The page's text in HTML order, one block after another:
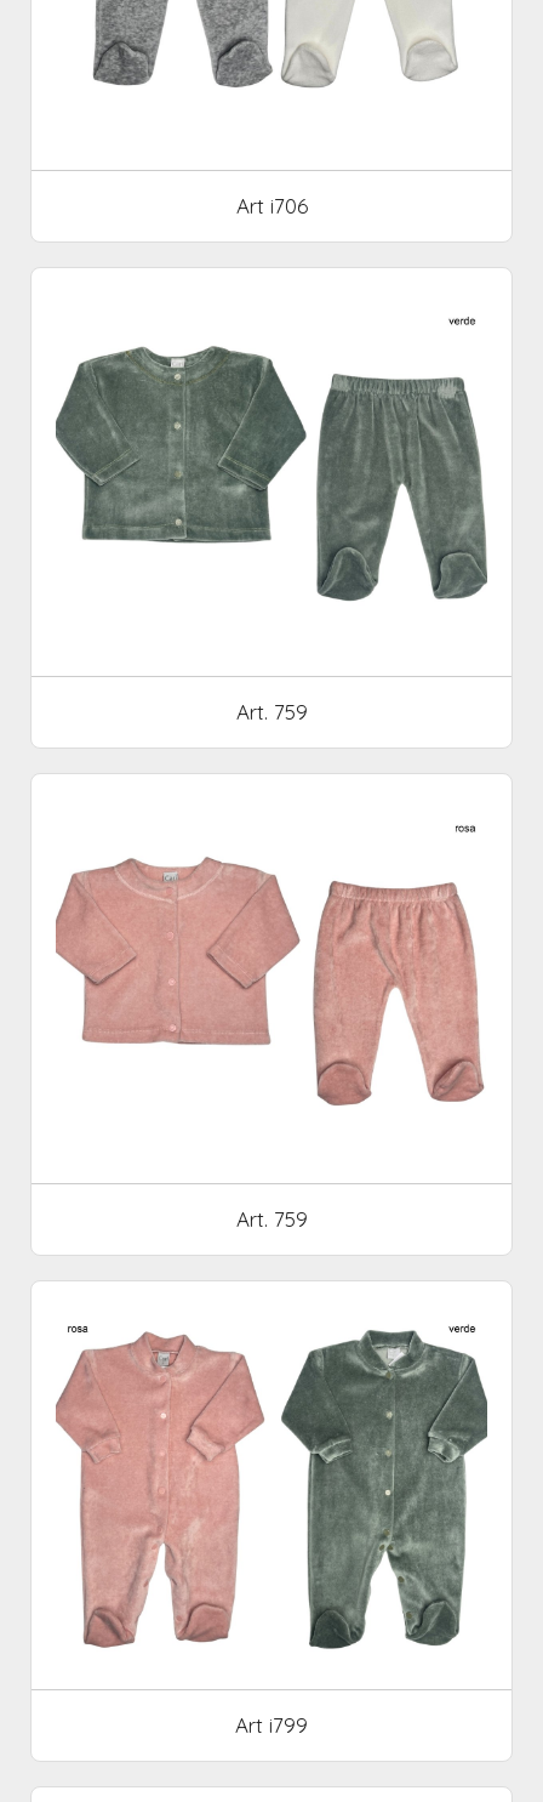
Art i706
Art. 759
Art. 759
Art i799